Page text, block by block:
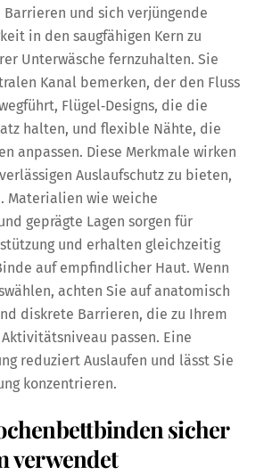
und sich verjüngende
in den saugfähigen Kern zu
Unterwäsche fernzuhalten. Sie
Kanal bemerken, der den Fluss
Flügel‑Designs, die die
halten, und flexible Nähte, die
anpassen. Diese Merkmale wirken
Auslaufschutz zu bieten,
Materialien wie weiche
geprägte Lagen sorgen für
und erhalten gleichzeitig
auf empfindlicher Haut. Wenn
achten Sie auf anatomisch
diskrete Barrieren, die zu Ihrem
passen. Eine
reduziert Auslaufen und lässt Sie
konzentrieren.
sicher
verwendet